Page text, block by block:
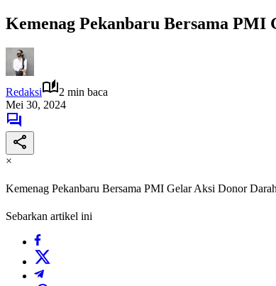
Kemenag Pekanbaru Bersama PMI
Redaksi
2 min baca
Mei 30, 2024
×
Kemenag Pekanbaru Bersama PMI Gelar Aksi Donor Darah
Sebarkan artikel ini